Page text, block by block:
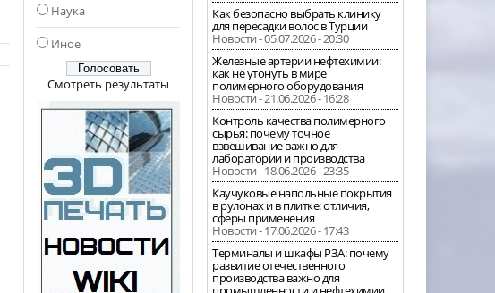
Наука
Иное
Смотреть результаты
Как безопасно выбрать клинику
для пересадки волос в Турции
Новости - 05.07.2026 - 20:30
Железные артерии нефтехимии:
как не утонуть в мире
полимерного оборудования
Новости - 21.06.2026 - 16:28
Контроль качества полимерного
сырья: почему точное
взвешивание важно для
лаборатории и производства
Новости - 18.06.2026 - 23:35
Каучуковые напольные покрытия
в рулонах и в плитке: отличия,
сферы применения
Новости - 17.06.2026 - 17:43
Терминалы и шкафы РЗА: почему
развитие отечественного
производства важно для